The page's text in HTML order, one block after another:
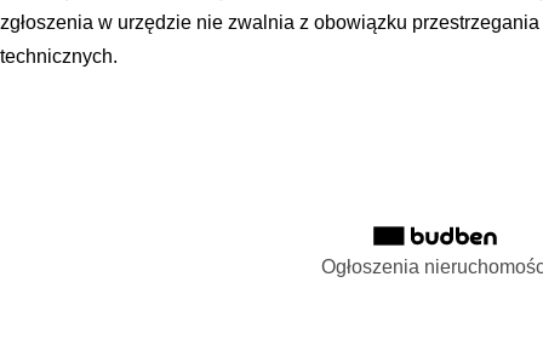
zgłoszenia w urzędzie nie zwalnia z obowiązku
technicznych.
Ogłoszenia